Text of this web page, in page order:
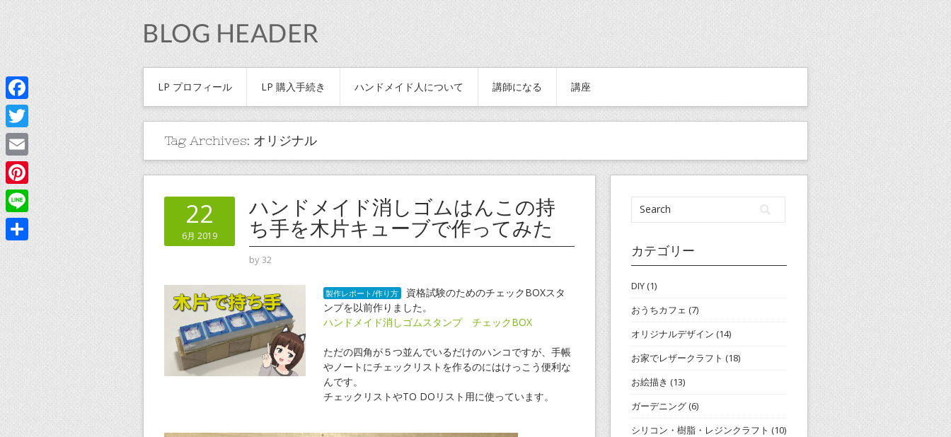
LP プロフィール LP 購入手続き ハンドメイド人について 講師になる 講座
Tag Archives: オリジナル
22
6月 2019
ハンドメイド消しゴムはんこの持
ち手を木片キューブで作ってみた
by32
製作レポート/作り方
資格試験のためのチェックBOXスタ
ンプを以前作りました。
ハンドメイド消しゴムスタンプ チェックBOX
ただの四角が５つ並んでいるだけのハンコですが、手帳
やノートにチェックリストを作るのにはけっこう便利な
んです。
チェックリストやTO DOリスト用に使っています。
カテゴリー
DIY(1)
おうちカフェ (7)
オリジナルデザイン (14)
お家でレザークラフト (18)
お絵描き (13)
ガーデニング(6)
シリコン・樹脂・レジンクラフト (10)
Facebook
Twitter
Email
Pinterest
Line